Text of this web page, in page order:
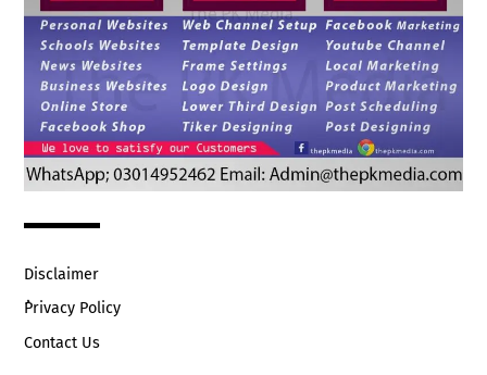
Disclaimer
ُPrivacy Policy
Contact Us